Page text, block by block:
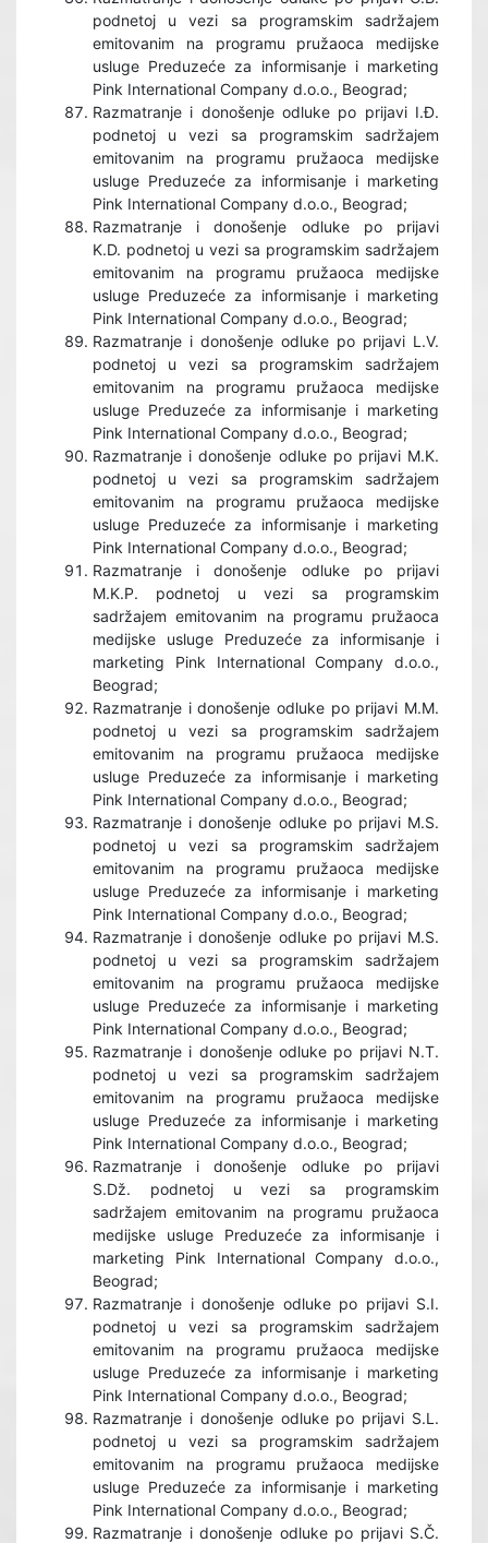
podnetoj u vezi sa programskim sadržajem
emitovanim na programu pružaoca medijske
usluge Preduzeće za informisanje i marketing
Pink International Company d.o.o., Beograd;
Razmatranje i donošenje odluke po prijavi I.Đ.
podnetoj u vezi sa programskim sadržajem
emitovanim na programu pružaoca medijske
usluge Preduzeće za informisanje i marketing
Pink International Company d.o.o., Beograd;
Razmatranje i donošenje odluke po prijavi
K.D. podnetoj u vezi sa programskim sadržajem
emitovanim na programu pružaoca medijske
usluge Preduzeće za informisanje i marketing
Pink International Company d.o.o., Beograd;
Razmatranje i donošenje odluke po prijavi L.V.
podnetoj u vezi sa programskim sadržajem
emitovanim na programu pružaoca medijske
usluge Preduzeće za informisanje i marketing
Pink International Company d.o.o., Beograd;
Razmatranje i donošenje odluke po prijavi M.K.
podnetoj u vezi sa programskim sadržajem
emitovanim na programu pružaoca medijske
usluge Preduzeće za informisanje i marketing
Pink International Company d.o.o., Beograd;
Razmatranje i donošenje odluke po prijavi
M.K.P. podnetoj u vezi sa programskim
sadržajem emitovanim na programu pružaoca
medijske usluge Preduzeće za informisanje i
marketing Pink International Company d.o.o.,
Beograd;
Razmatranje i donošenje odluke po prijavi M.M.
podnetoj u vezi sa programskim sadržajem
emitovanim na programu pružaoca medijske
usluge Preduzeće za informisanje i marketing
Pink International Company d.o.o., Beograd;
Razmatranje i donošenje odluke po prijavi M.S.
podnetoj u vezi sa programskim sadržajem
emitovanim na programu pružaoca medijske
usluge Preduzeće za informisanje i marketing
Pink International Company d.o.o., Beograd;
Razmatranje i donošenje odluke po prijavi M.S.
podnetoj u vezi sa programskim sadržajem
emitovanim na programu pružaoca medijske
usluge Preduzeće za informisanje i marketing
Pink International Company d.o.o., Beograd;
Razmatranje i donošenje odluke po prijavi N.T.
podnetoj u vezi sa programskim sadržajem
emitovanim na programu pružaoca medijske
usluge Preduzeće za informisanje i marketing
Pink International Company d.o.o., Beograd;
Razmatranje i donošenje odluke po prijavi
S.Dž. podnetoj u vezi sa programskim
sadržajem emitovanim na programu pružaoca
medijske usluge Preduzeće za informisanje i
marketing Pink International Company d.o.o.,
Beograd;
Razmatranje i donošenje odluke po prijavi S.I.
podnetoj u vezi sa programskim sadržajem
emitovanim na programu pružaoca medijske
usluge Preduzeće za informisanje i marketing
Pink International Company d.o.o., Beograd;
Razmatranje i donošenje odluke po prijavi S.L.
podnetoj u vezi sa programskim sadržajem
emitovanim na programu pružaoca medijske
usluge Preduzeće za informisanje i marketing
Pink International Company d.o.o., Beograd;
Razmatranje i donošenje odluke po prijavi S.Č.